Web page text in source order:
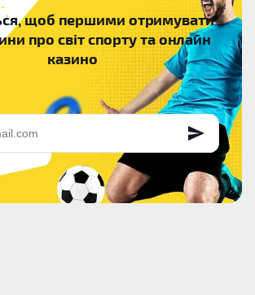
щоб першими отримувати
про світ спорту та онлайн
казино